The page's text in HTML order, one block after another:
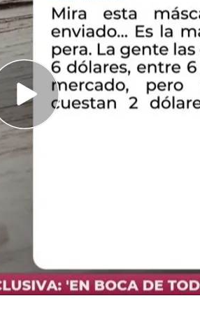
en sus
a juicio por el 'caso
Madrid.
pero
no fue una estafa.